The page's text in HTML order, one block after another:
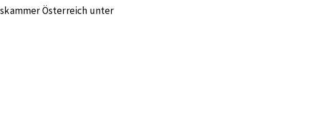
Österreich unter